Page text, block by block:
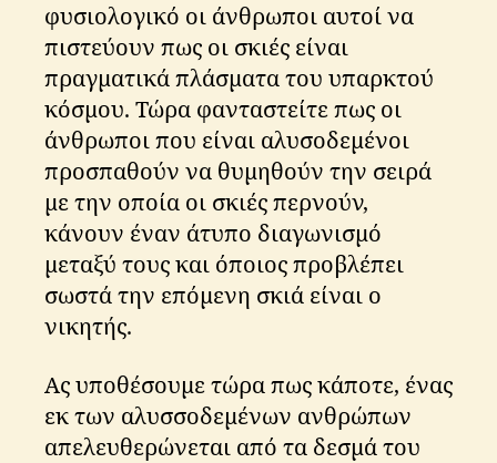
φυσιολογικό οι άνθρωποι αυτοί να
πιστεύουν πως οι σκιές είναι
πραγματικά πλάσματα του υπαρκτού
κόσμου. Τώρα φανταστείτε πως οι
άνθρωποι που είναι αλυσοδεμένοι
προσπαθούν να θυμηθούν την σειρά
με την οποία οι σκιές περνούν,
κάνουν έναν άτυπο διαγωνισμό
μεταξύ τους και όποιος προβλέπει
σωστά την επόμενη σκιά είναι ο
νικητής.
Ας υποθέσουμε τώρα πως κάποτε, ένας
εκ των αλυσσοδεμένων ανθρώπων
απελευθερώνεται από τα δεσμά του